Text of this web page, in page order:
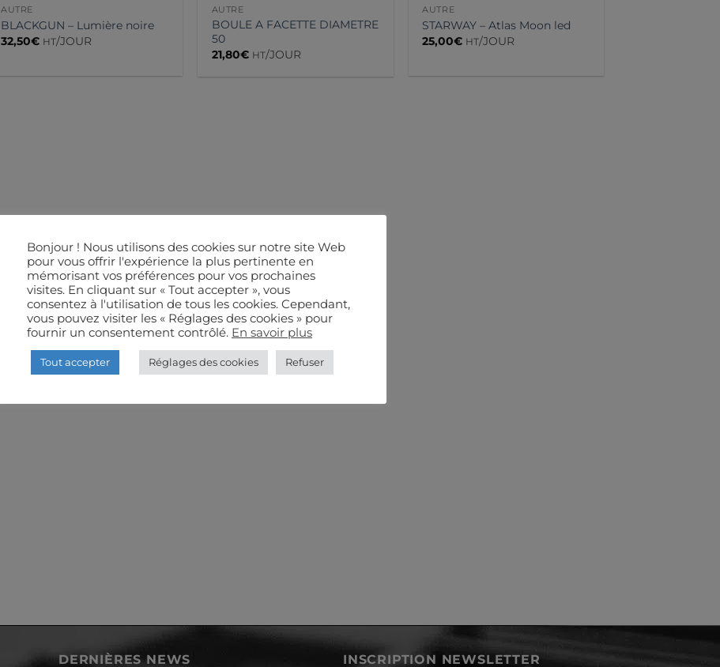
AUTRE
BLACKGUN – Lumière noire
32,50€ HT/JOUR
AUTRE
BOULE A FACETTE DIAMETRE
50
21,80€ HT/JOUR
AUTRE
STARWAY – Atlas Moon led
25,00€ HT/JOUR
DERNIÈRES NEWS INSCRIPTION NEWSLETTER
Bonjour ! Nous utilisons des cookies sur notre site Web
pour vous offrir l'expérience la plus pertinente en
mémorisant vos préférences pour vos prochaines
visites. En cliquant sur « Tout accepter », vous
consentez à l'utilisation de tous les cookies. Cependant,
vous pouvez visiter les « Réglages des cookies » pour
fournir un consentement contrôlé. En savoir plus
Tout accepter Réglages des cookies Refuser